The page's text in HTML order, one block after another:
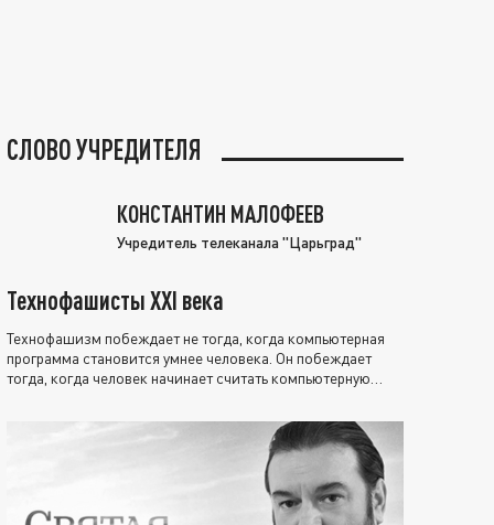
СЛОВО УЧРЕДИТЕЛЯ
КОНСТАНТИН МАЛОФЕЕВ
Учредитель телеканала "Царьград"
Технофашисты XXI века
Технофашизм побеждает не тогда, когда компьютерная
программа становится умнее человека. Он побеждает
тогда, когда человек начинает считать компьютерную